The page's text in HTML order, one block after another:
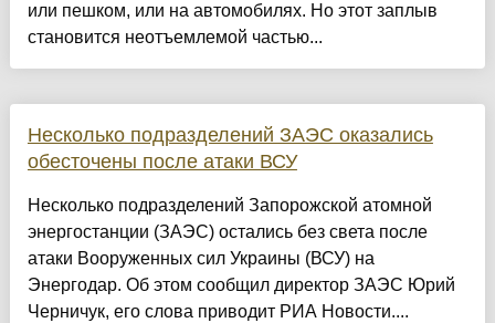
или пешком, или на автомобилях. Но этот заплыв
становится неотъемлемой частью...
Несколько подразделений ЗАЭС оказались
обесточены после атаки ВСУ
Несколько подразделений Запорожской атомной
энергостанции (ЗАЭС) остались без света после
атаки Вооруженных сил Украины (ВСУ) на
Энергодар. Об этом сообщил директор ЗАЭС Юрий
Черничук, его слова приводит РИА Новости....